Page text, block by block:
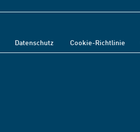
Datenschutz Cookie-Richtlinie